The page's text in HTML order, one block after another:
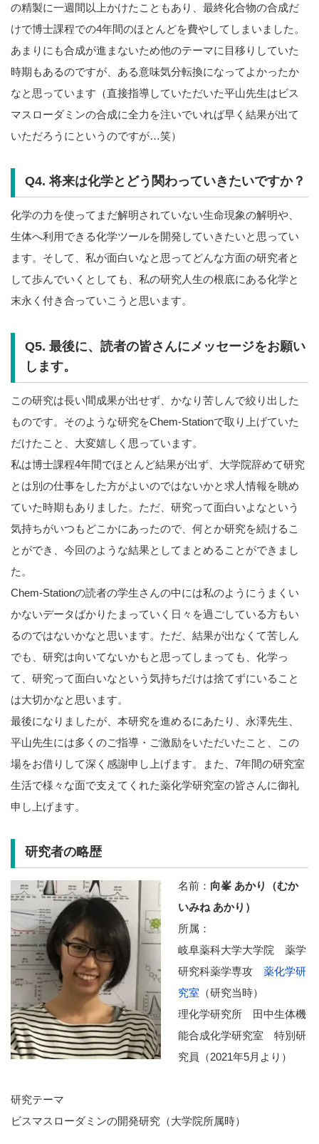
の精製に一週間以上かけたこともあり、最終化合物の合成だ
けで博士課程での4年間のほとんどを費やしてしまいました。
あまりにも合成が進まないため他のテーマに目移りしていた
時期もあるのですが、ある意味気分転換になってよかったか
なと思っています（直接指導していただいた平山先生はビス
マスローダミンの合成に全力を注いでいれば早く結果が出て
いただろうにというのですが…笑）
Q4. 将来は化学とどう関わっていきたいですか？
化学の力を使ってまだ解明されていない生命現象の解明や、
生体へ利用できる化学ツールを開発していきたいと思ってい
ます。そして、私が面白いなと思ってどんな方面の研究者と
して歩んでいくとしても、私の研究人生の根底にある化学と
末永く付き合っていこうと思います。
Q5. 最後に、読者の皆さんにメッセージをお願い
します。
この研究は長い間成果が出せず、かなり苦しんで絞り出した
ものです。そのような研究をChem-Stationで取り上げていた
だけたこと、大変嬉しく思っています。
私は博士課程4年間でほとんど結果が出ず、大学院辞めて研究
とは別の仕事をした方がよいのではないかと求人情報を眺め
ていた時期もありました。ただ、研究って面白いよなという
気持ちがいつもどこかにあったので、何とか研究を続けるこ
とができ、今回のような結果としてまとめることができまし
た。
Chem-Stationの読者の学生さんの中には私のようにうまくい
かないデータばかりたまっていく日々を過ごしている方もい
るのではないかなと思います。ただ、結果が出なくて苦しん
でも、研究は向いてないかもと思ってしまっても、化学っ
て、研究って面白いなという気持ちだけは捨てずにいること
は大切かなと思います。
最後になりましたが、本研究を進めるにあたり、永澤先生、
平山先生には多くのご指導・ご激励をいただいたこと、この
場をお借りして深く感謝申し上げます。また、7年間の研究室
生活で様々な面で支えてくれた薬化学研究室の皆さんに御礼
申し上げます。
研究者の略歴
名前： 向峯 あかり（むか
いみね あかり）
所属：
岐阜薬科大学大学院 薬学
研究科薬学専攻 薬化学研
究室 （研究当時）
理化学研究所 田中生体機
能合成化学研究室 特別研
究員（2021年5月より）
研究テーマ
ビスマスローダミンの開発研究（大学院所属時）